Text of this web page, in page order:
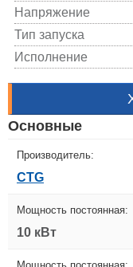
Напряжение
Тип запуска
Исполнение
Основные
Производитель:
CTG
Мощность постоянная:
10 кВт